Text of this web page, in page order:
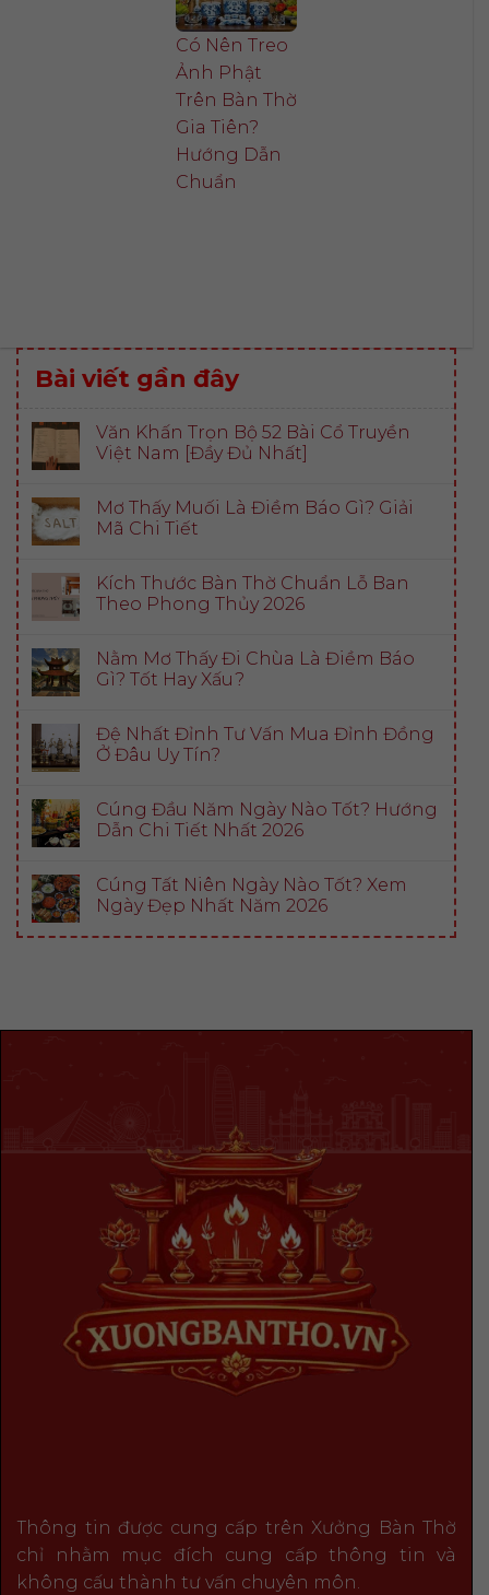
Có Nên Treo
Ảnh Phật
Trên Bàn Thờ
Gia Tiên?
Hướng Dẫn
Chuẩn
Bài viết gần đây
Văn Khấn Trọn Bộ 52 Bài Cổ Truyền
Việt Nam [Đầy Đủ Nhất]
Mơ Thấy Muối Là Điềm Báo Gì? Giải
Mã Chi Tiết
Kích Thước Bàn Thờ Chuẩn Lỗ Ban
Theo Phong Thủy 2026
Nằm Mơ Thấy Đi Chùa Là Điềm Báo
Gì? Tốt Hay Xấu?
Đệ Nhất Đỉnh Tư Vấn Mua Đỉnh Đồng
Ở Đâu Uy Tín?
Cúng Đầu Năm Ngày Nào Tốt? Hướng
Dẫn Chi Tiết Nhất 2026
Cúng Tất Niên Ngày Nào Tốt? Xem
Ngày Đẹp Nhất Năm 2026
Thông tin được cung cấp trên Xưởng Bàn Thờ
chỉ nhằm mục đích cung cấp thông tin và
không cấu thành tư vấn chuyên môn.